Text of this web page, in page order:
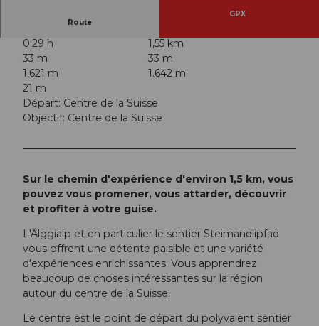
Route
GPX
0:29 h
1,55 km
33 m
33 m
1.621 m
1.642 m
21 m
Départ: Centre de la Suisse
Objectif: Centre de la Suisse
Sur le chemin d'expérience d'environ 1,5 km, vous
pouvez vous promener, vous attarder, découvrir
et profiter à votre guise.
L'Älggialp et en particulier le sentier Steimandlipfad
vous offrent une détente paisible et une variété
d'expériences enrichissantes. Vous apprendrez
beaucoup de choses intéressantes sur la région
autour du centre de la Suisse.
Le centre est le point de départ du polyvalent sentier